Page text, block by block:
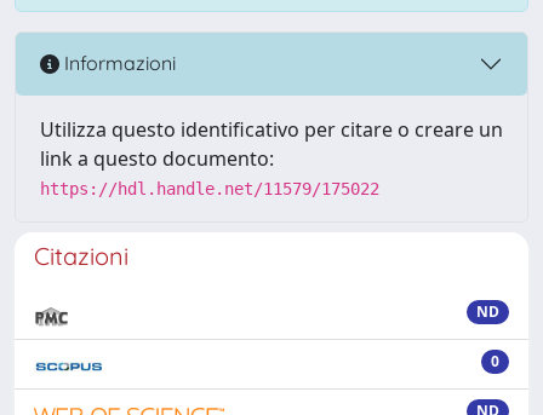
Informazioni
Utilizza questo identificativo per citare o creare un
link a questo documento:
https://hdl.handle.net/11579/175022
Citazioni
ND
0